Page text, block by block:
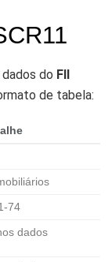
do FII
de tabela:
74
dados